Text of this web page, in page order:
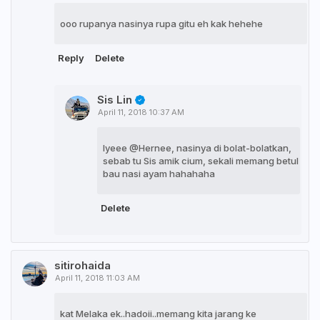
ooo rupanya nasinya rupa gitu eh kak hehehe
Reply Delete
Sis Lin
April 11, 2018 10:37 AM
Iyeee @Hernee, nasinya di bolat-bolatkan,
sebab tu Sis amik cium, sekali memang betul
bau nasi ayam hahahaha
Delete
sitirohaida
April 11, 2018 11:03 AM
kat Melaka ek..hadoii..memang kita jarang ke